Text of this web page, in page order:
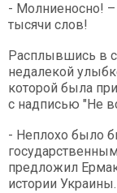
- Молниеносно!
тысячи слов!
Расплывшись в
недалекой
которой была
с надписью "Не
- Неплохо было
предложил
истории Украины.